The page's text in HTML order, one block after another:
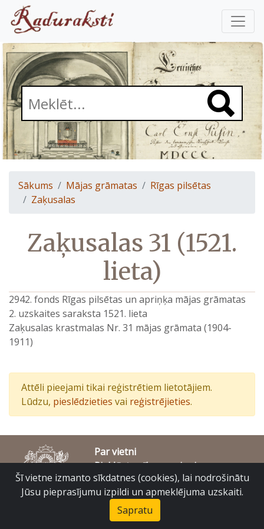
Sākums Mājas grāmatas
Rīgas pilsētas
Zaķusalas
Zaķusalas 31 (1521.
lieta)
2942. fonds Rīgas pilsētas un apriņķa mājas grāmatas
2. uzskaites saraksta 1521. lieta
Zaķusalas krastmalas Nr. 31 mājas grāmata (1904-
1911)
Attēli pieejami tikai reģistrētiem lietotājiem.
Lūdzu, pieslēdzieties vai reģistrējieties.
Par vietni
Piekļūstamības paziņojums
© Latvijas Valsts vēstures arhīvs 2007-2026
Slokas iela 16, Rīga, LV – 1048
raduraksti@arhivi.gov.lv
Šī vietne izmanto sīkdatnes (cookies), lai nodrošinātu
Jūsu pieprasījumu izpildi un apmeklējuma uzskaiti.
Sapratu